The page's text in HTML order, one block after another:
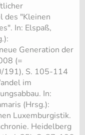
des "Kleinen
In: Elspaß,
Generation der
(=
191), S. 105-114
im
In:
(Hrsg.):
Luxemburgistik.
Heidelberg